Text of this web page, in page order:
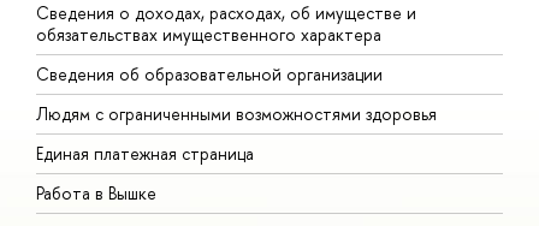
Сведения о доходах, расходах, об имуществе и
обязательствах имущественного характера
Сведения об образовательной организации
Людям с ограниченными возможностями здоровья
Единая платежная страница
Работа в Вышке